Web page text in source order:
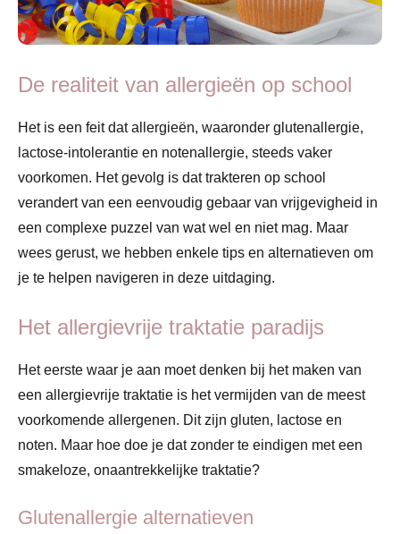
De realiteit van allergieën op school
Het is een feit dat allergieën, waaronder glutenallergie,
lactose-intolerantie en notenallergie, steeds vaker
voorkomen. Het gevolg is dat trakteren op school
verandert van een eenvoudig gebaar van vrijgevigheid in
een complexe puzzel van wat wel en niet mag. Maar
wees gerust, we hebben enkele tips en alternatieven om
je te helpen navigeren in deze uitdaging.
Het allergievrije traktatie paradijs
Het eerste waar je aan moet denken bij het maken van
een allergievrije traktatie is het vermijden van de meest
voorkomende allergenen. Dit zijn gluten, lactose en
noten. Maar hoe doe je dat zonder te eindigen met een
smakeloze, onaantrekkelijke traktatie?
Glutenallergie alternatieven